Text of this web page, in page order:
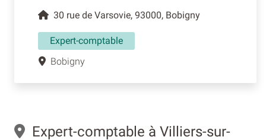
30 rue de Varsovie, 93000, Bobigny
Expert-comptable
Bobigny
Expert-comptable à Villiers-sur-